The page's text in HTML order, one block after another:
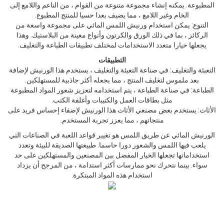
المطبوعة. يمكنه إنشاء مجموعة متنوعة من القوام ، من الناعم واللامع إلى
الخام وغير اللامع ، مما يضيف بعدا حسيا للمنتج المطبوع.
التنوع: يمكن استخدام ورنيش اللمس المائي على مجموعة واسعة من
الركائز ، بما في ذلك الورق والكرتون وأنواع معينة من البلاستيك. وهذا
يجعلها خيارا متعدد الاستخدامات لمختلف تطبيقات الطباعة والتغليف.
التطبيقات
التعبئة والتغليف: في صناعة التعبئة والتغليف ، يستخدم هذا الورنيش لإضافة
بعد ملموس لتغليف المنتج ، مما يجعله أكثر جاذبية للمستهلكين.
الطباعة: في صناعة الطباعة ، يتم استخدامه لتعزيز شعور المواد المطبوعة
مثل بطاقات العمل والكتيبات وأغلفة الكتب.
الأثاث: يستخدم بعض مصنعي الأثاث هذا الورنيش لإضفاء إحساس فريد على
منتجاتهم ، مما يعزز تجربة المستخدم.
الورنيش المائي عن طريق اللمس هو تغيير قواعد اللعبة في الصناعات التي
يلعب فيها اللمس والشعور دورا حاسما. طبيعتها الصديقة للبيئة وتعدد
استخداماتها تجعلها الخيار المفضل بين المصنعين والمستهلكين على حد
سواء. بينما نتحرك نحو ممارسات أكثر استدامة ، من المرجح أن يزداد
استخدام هذه المواد المبتكرة.